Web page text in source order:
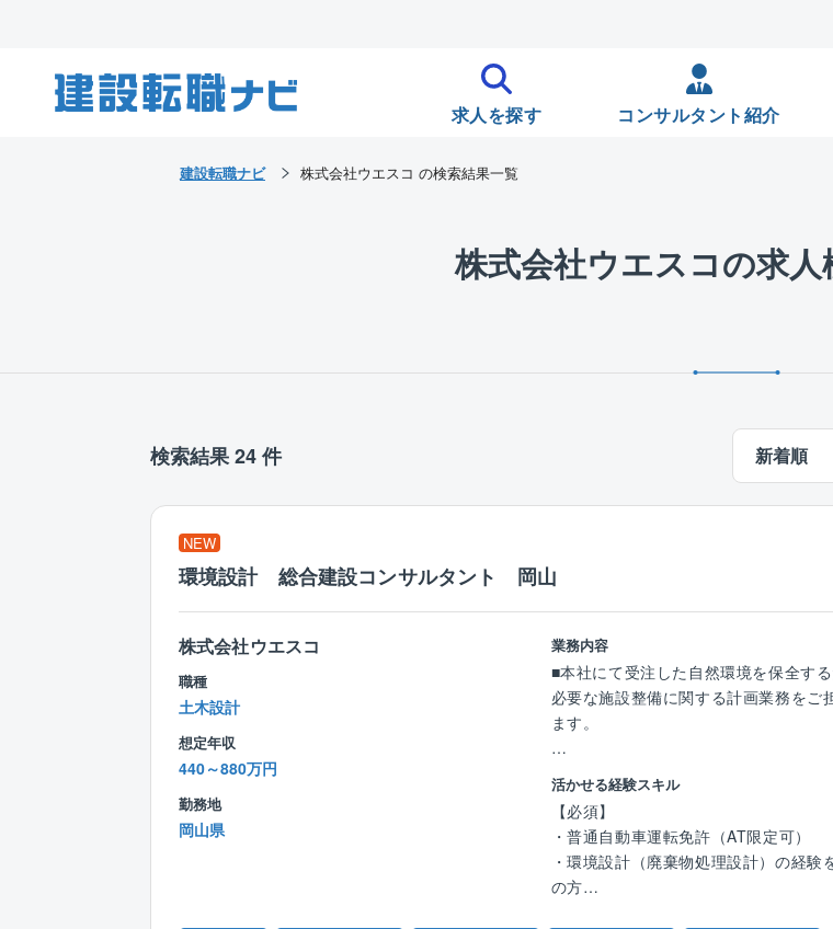
求人を探す コンサルタント紹介
株式会社ウエスコの求人
検索結果 24 件 新着順
NEW
環境設計 総合建設コンサルタント 岡山
株式会社ウエスコ
職種
土木設計
想定年収
440～880万円
勤務地
岡山県
業務内容
■本社にて受注した自然環境を保全す
必要な施設整備に関する計画業務をご
ます。
【具体的には】
・具体的には、一般廃棄物処理施設、
ル施設、最終処分場、汚泥再生処理セ
の整備計画・解体設計・各種調査・発
非常駐監理業務を行っていただきます
・また、ごみの削減や分別を検討する
物処理基本計画や、大規模災害時に迅
活かせる経験スキル
【必須】
・普通自動車運転免許（AT限定可）
・環境設計（廃棄物処理設計）の経験
の方
建設転職ナビ 株式会社ウエスコ の検索結果一覧